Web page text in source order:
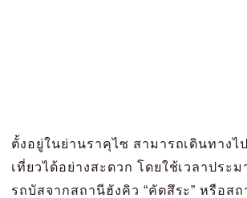
ตั้งอยู่ในย่านราคุไซ สามารถเดินทางไ
เที่ยวได้อย่างสะดวก โดยใช้เวลาประ
รถบัสจากสถานีฮังคิว “คัตสึระ” หรือสถ